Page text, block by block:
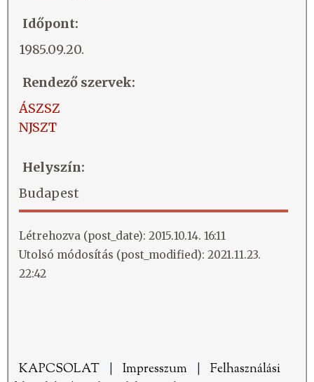
Időpont:
1985.09.20.
Rendező szervek:
ÁSZSZ
NJSZT
Helyszín:
Budapest
Létrehozva (post_date): 2015.10.14. 16:11
Utolsó módosítás (post_modified): 2021.11.23.
22:42
KAPCSOLAT Impresszum
Felhasználási